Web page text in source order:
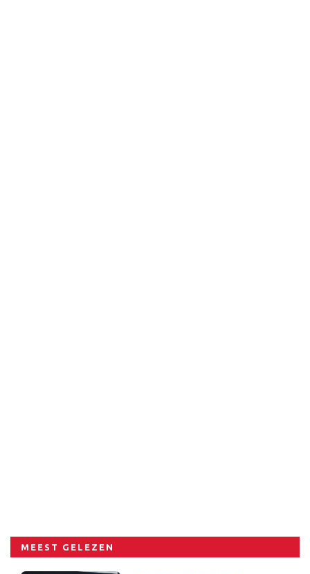
MEEST GELEZEN